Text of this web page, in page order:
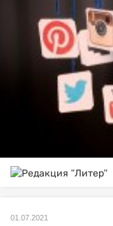
01.07.2021